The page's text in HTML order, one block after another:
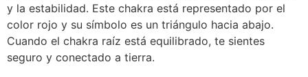
y la estabilidad. Este chakra está representado por el
color rojo y su símbolo es un triángulo hacia abajo.
Cuando el chakra raíz está equilibrado, te sientes
seguro y conectado a tierra.